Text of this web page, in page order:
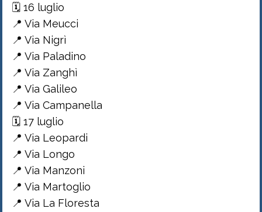
🗓 16 luglio
📍 Via Meucci
📍 Via Nigrì
📍 Via Paladino
📍 Via Zanghì
📍 Via Galileo
📍 Via Campanella
🗓 17 luglio
📍 Via Leopardi
📍 Via Longo
📍 Via Manzoni
📍 Via Martoglio
📍 Via La Floresta